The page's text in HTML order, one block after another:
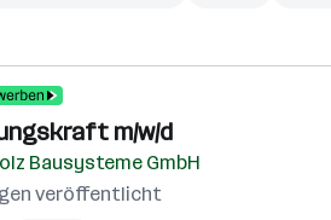
m/w/d
Bausysteme GmbH
veröffentlicht